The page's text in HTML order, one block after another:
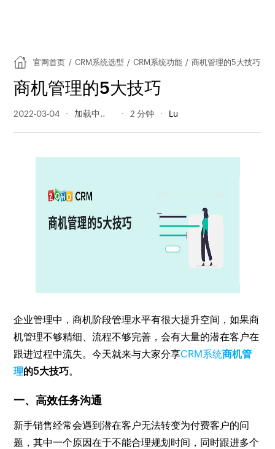
官网首页 / CRM系统选型 / CRM系统功能 / 商机管理的5大技巧
商机管理的5大技巧
2022-03-04 716 阅读量 2 分钟 Lu
企业管理中，商机阶段管理水平有很大提升空间，如果商
机管理不够精细、流程不够完善，会有大量的潜在客户在
跟进过程中流失。今天就来与大家分享CRM系统商机管
理的5大技巧。
一、高效任务沟通
新手销售经常会遇到潜在客户无法转变为付费客户的问
题，其中一个原因在于不能合理规划时间，同时跟进多个